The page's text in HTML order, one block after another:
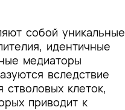
собой уникальные
идентичные
медиаторы
вследствие
клеток,
приводит к